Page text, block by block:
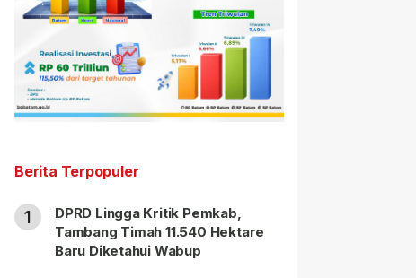
Berita Terpopuler
1
DPRD Lingga Kritik Pemkab,
Tambang Timah 11.540 Hektare
Baru Diketahui Wabup